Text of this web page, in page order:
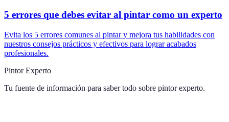
5 errores que debes evitar al pintar como un experto
Evita los 5 errores comunes al pintar y mejora tus habilidades con
nuestros consejos prácticos y efectivos para lograr acabados
profesionales.
Pintor Experto
Tu fuente de información para saber todo sobre pintor experto.